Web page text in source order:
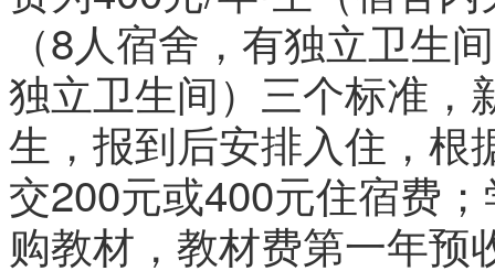
（8人宿舍，有独立卫生
独立卫生间）三个标准，
生，报到后安排入住，根
交200元或400元住宿费
购教材，教材费第一年预